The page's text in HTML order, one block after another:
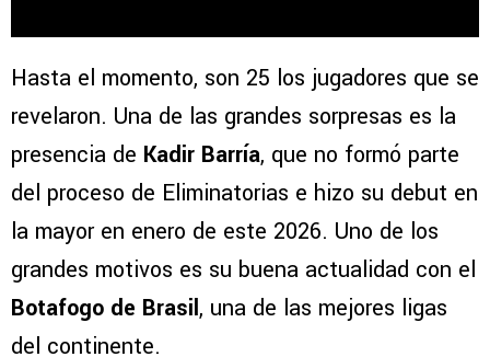
Hasta el momento, son 25 los jugadores que se
revelaron. Una de las grandes sorpresas es la
presencia de Kadir Barría, que no formó parte
del proceso de Eliminatorias e hizo su debut en
la mayor en enero de este 2026. Uno de los
grandes motivos es su buena actualidad con el
Botafogo de Brasil, una de las mejores ligas
del continente.